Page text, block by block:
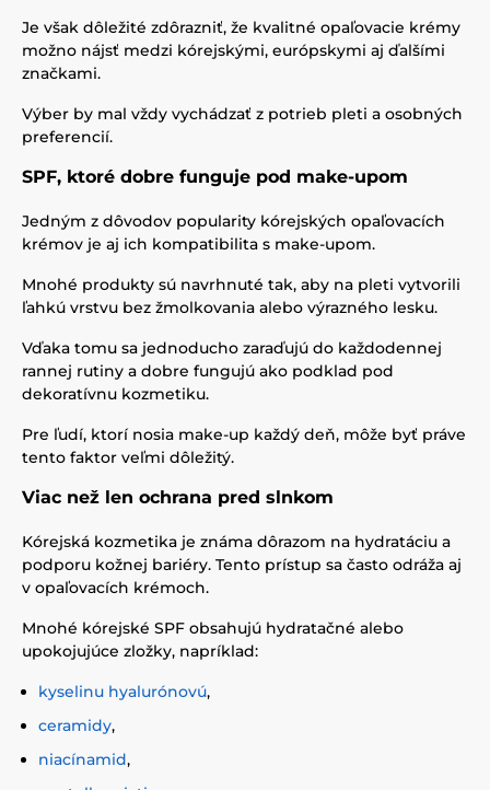
Je však dôležité zdôrazniť, že kvalitné opaľovacie krémy
možno nájsť medzi kórejskými, európskymi aj ďalšími
značkami.
Výber by mal vždy vychádzať z potrieb pleti a osobných
preferencií.
SPF, ktoré dobre funguje pod make-upom
Jedným z dôvodov popularity kórejských opaľovacích
krémov je aj ich kompatibilita s make-upom.
Mnohé produkty sú navrhnuté tak, aby na pleti vytvorili
ľahkú vrstvu bez žmolkovania alebo výrazného lesku.
Vďaka tomu sa jednoducho zaraďujú do každodennej
rannej rutiny a dobre fungujú ako podklad pod
dekoratívnu kozmetiku.
Pre ľudí, ktorí nosia make-up každý deň, môže byť práve
tento faktor veľmi dôležitý.
Viac než len ochrana pred slnkom
Kórejská kozmetika je známa dôrazom na hydratáciu a
podporu kožnej bariéry. Tento prístup sa často odráža aj
v opaľovacích krémoch.
Mnohé kórejské SPF obsahujú hydratačné alebo
upokojujúce zložky, napríklad:
kyselinu hyalurónovú,
ceramidy,
niacínamid,